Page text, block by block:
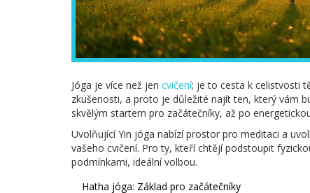
Jóga je více než jen cvičení; je to cesta k celistvosti
zkušenosti, a proto je důležité najít ten, který vám
skvělým startem pro začátečníky, až po
Uvolňující Yin jóga nabízí prostor pro meditaci a
vašeho cvičení. Pro ty, kteří chtějí podstoupit
podmínkami, ideální volbou.
Hatha jóga: Základ pro začátečníky